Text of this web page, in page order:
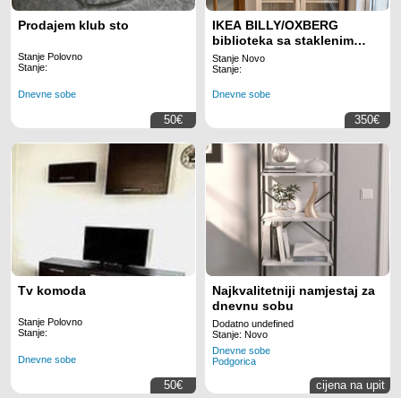
Prodajem klub sto
Stanje Polovno
Stanje:
Dnevne sobe
50€
IKEA BILLY/OXBERG
biblioteka sa staklenim
vratima i jedinicom za
dodatnu visinu - nova,
Stanje Novo
Stanje:
Dnevne sobe
350€
Tv komoda
Stanje Polovno
Stanje:
Dnevne sobe
50€
Najkvalitetniji namjestaj za
dnevnu sobu
Dodatno undefined
Stanje: Novo
Dnevne sobe
Podgorica
cijena na upit